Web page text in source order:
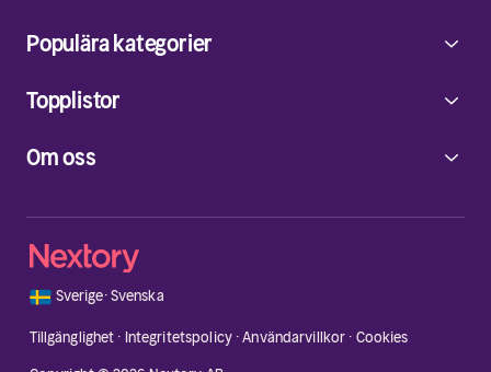
Om oss
Populära kategorier
Topplistor
🇸🇪 Sverige·Svenska
Tillgänglighet · Integritetspolicy·Användarvillkor · Cookies